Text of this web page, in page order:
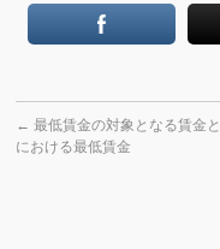
← 最低賃金の対象となる賃金
における最低賃金